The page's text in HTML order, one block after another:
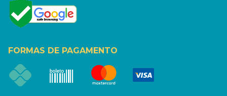
FORMAS DE PAGAMENTO